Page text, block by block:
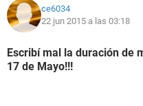
ce6034
22 jun 2015 a las 03:18
Escribí mal la duración de
17 de Mayo!!!